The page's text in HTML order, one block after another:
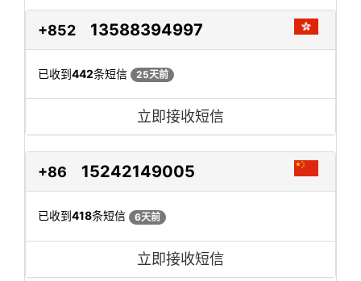
+852 13588394997
已收到442条短信 25天前
立即接收短信
+86 15242149005
已收到418条短信 6天前
立即接收短信